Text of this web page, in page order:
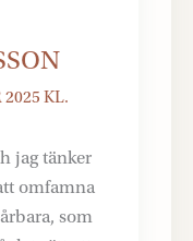
2025 KL.
jag tänker
omfamna
som